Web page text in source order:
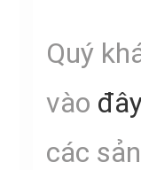
Quý
vào
các